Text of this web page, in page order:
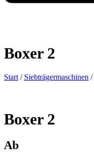
Boxer 2
Start / Siebträgermaschinen /
Boxer 2
Ab